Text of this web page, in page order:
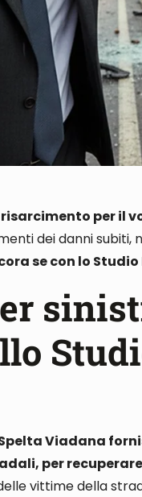
per il
dei danni subiti,
se con lo
Viadana
per
vittime della